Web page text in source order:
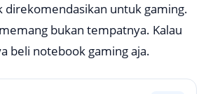
direkomendasikan untuk gaming.
bukan tempatnya. Kalau
beli notebook gaming aja.